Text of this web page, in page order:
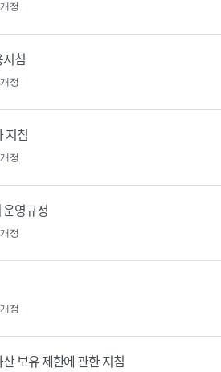
정
침
정
지침
정
영규정
정
정
보유 제한에 관한 지침